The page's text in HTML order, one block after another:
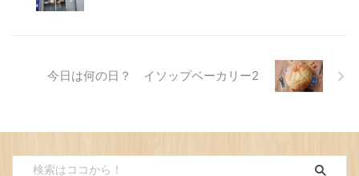
今日は何の日？ イソップベーカリー2